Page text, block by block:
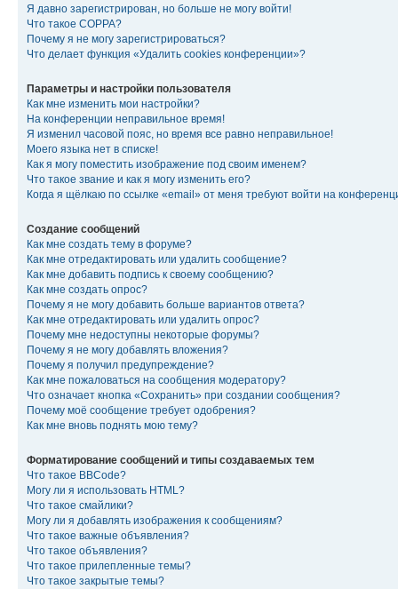
Я давно зарегистрирован, но больше не могу войти!
Что такое COPPA?
Почему я не могу зарегистрироваться?
Что делает функция «Удалить cookies конференции»?
Параметры и настройки пользователя
Как мне изменить мои настройки?
На конференции неправильное время!
Я изменил часовой пояс, но время все равно неправильное!
Моего языка нет в списке!
Как я могу поместить изображение под своим именем?
Что такое звание и как я могу изменить его?
Когда я щёлкаю по ссылке «email» от меня требуют войти на
Создание сообщений
Как мне создать тему в форуме?
Как мне отредактировать или удалить сообщение?
Как мне добавить подпись к своему сообщению?
Как мне создать опрос?
Почему я не могу добавить больше вариантов ответа?
Как мне отредактировать или удалить опрос?
Почему мне недоступны некоторые форумы?
Почему я не могу добавлять вложения?
Почему я получил предупреждение?
Как мне пожаловаться на сообщения модератору?
Что означает кнопка «Сохранить» при создании сообщения?
Почему моё сообщение требует одобрения?
Как мне вновь поднять мою тему?
Форматирование сообщений и типы создаваемых тем
Что такое BBCode?
Могу ли я использовать HTML?
Что такое смайлики?
Могу ли я добавлять изображения к сообщениям?
Что такое важные объявления?
Что такое объявления?
Что такое прилепленные темы?
Что такое закрытые темы?